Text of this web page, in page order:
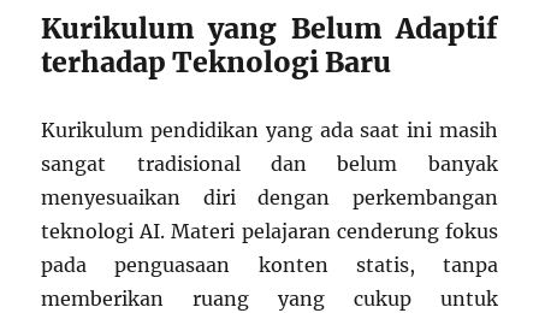
Kurikulum yang Belum Adaptif
terhadap Teknologi Baru
Kurikulum pendidikan yang ada saat ini masih
sangat tradisional dan belum banyak
menyesuaikan diri dengan perkembangan
teknologi AI. Materi pelajaran cenderung fokus
pada penguasaan konten statis, tanpa
memberikan ruang yang cukup untuk